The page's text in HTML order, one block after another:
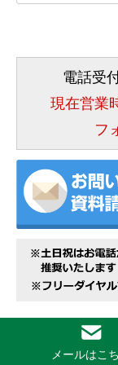
電話受
現在営業
フ
お墓
メールはこ